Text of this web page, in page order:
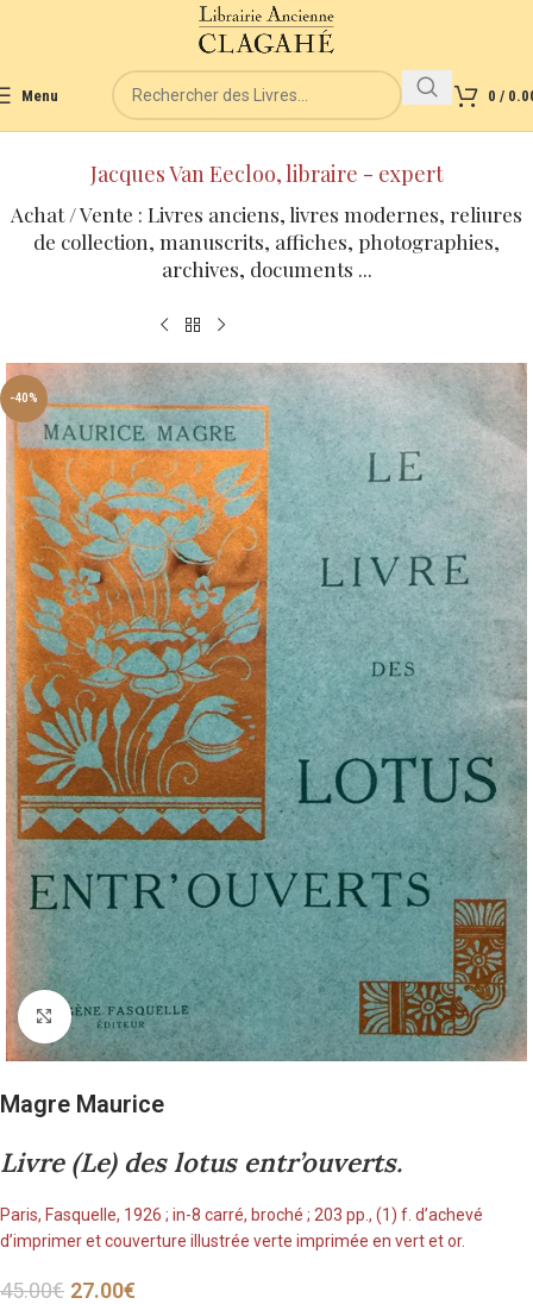
Menu 0 /
Jacques Van Eecloo, libraire - expert
Achat / Vente : Livres anciens, livres modernes, reliures
de collection, manuscrits, affiches, photographies,
archives, documents ...
-40%
Cliquez pour agrandir
Magre Maurice
Livre (Le) des lotus entr’ouverts.
Paris, Fasquelle, 1926 ; in-8 carré, broché ; 203 pp., (1) f. d’achevé
d’imprimer et couverture illustrée verte imprimée en vert et or.
45.00€ 27.00€